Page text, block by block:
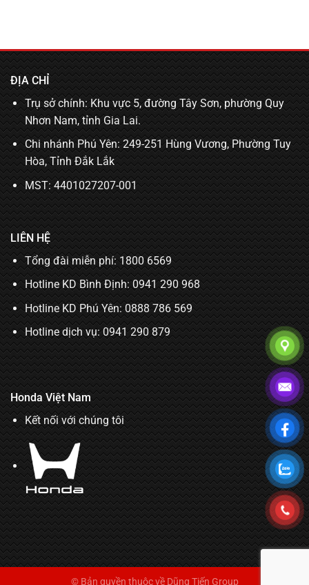
ĐỊA CHỈ
Trụ sở chính: Khu vực 5, đường Tây Sơn, phường Quy
Nhơn Nam, tỉnh Gia Lai.
Chi nhánh Phú Yên: 249-251 Hùng Vương, Phường Tuy
Hòa, Tỉnh Đắk Lắk
MST: 4401027207-001
LIÊN HỆ
Tổng đài miễn phí: 1800 6569
Hotline KD Bình Định:0941 290 968
Hotline KD Phú Yên:0888 786 569
Hotline dịch vụ: 0941 290 879
Honda Việt Nam
Kết nối với chúng tôi
© Bản quyền thuộc về Dũng Tiến Group